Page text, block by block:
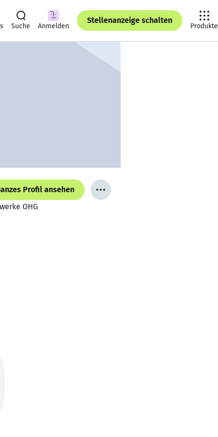
Suche Anmelden
Stellenanzeige schalten
Produkte
Profil ansehen
OHG